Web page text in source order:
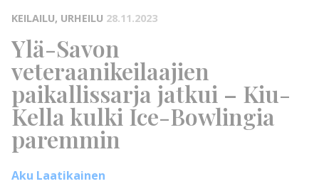
KEILAILU, URHEILU 28.11.2023
Ylä-Savon
veteraanikeilaajien
paikallissarja jatkui – Kiu-
Kella kulki Ice-Bowlingia
paremmin
Aku Laatikainen